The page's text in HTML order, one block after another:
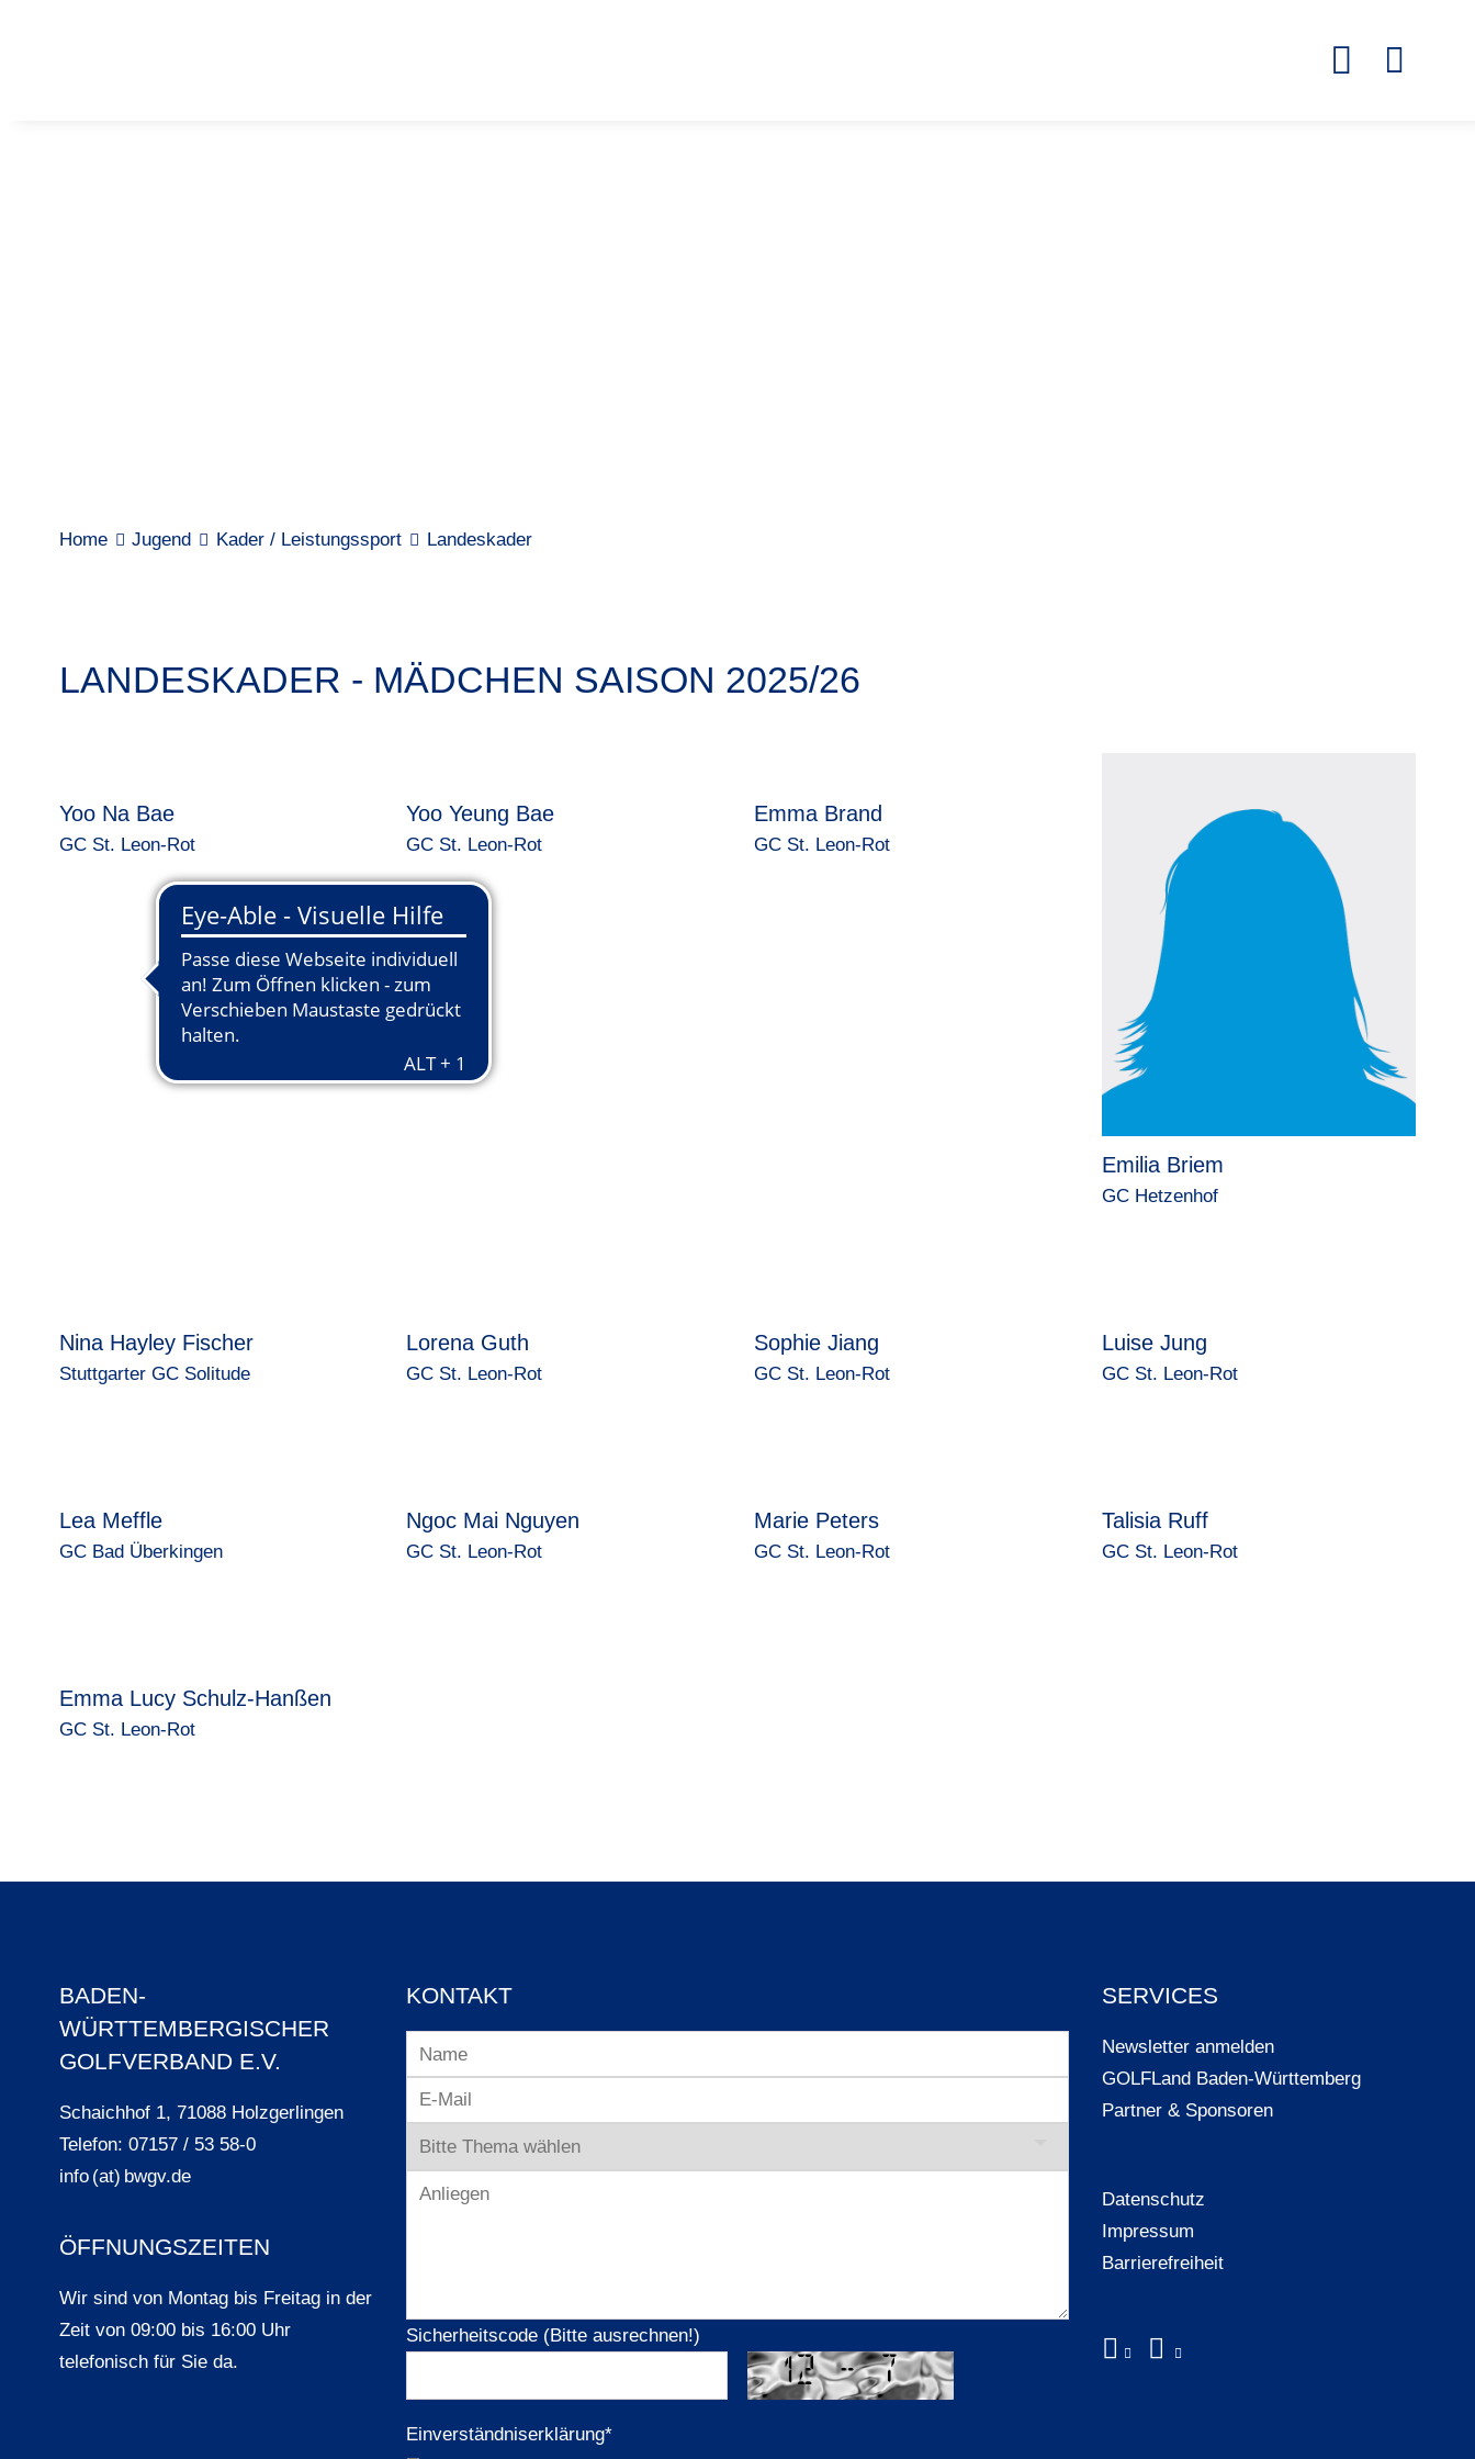
Home Jugend Kader / Leistungssport Landeskader
LANDESKADER - MÄDCHEN SAISON 2025/26
Yoo Na Bae
GC St. Leon-Rot
Yoo Yeung Bae
GC St. Leon-Rot
Emma Brand
GC St. Leon-Rot
Emilia Briem
GC Hetzenhof
Nina Hayley Fischer
Stuttgarter GC Solitude
Lorena Guth
GC St. Leon-Rot
Sophie Jiang
GC St. Leon-Rot
Luise Jung
GC St. Leon-Rot
Lea Meffle
GC Bad Überkingen
Ngoc Mai Nguyen
GC St. Leon-Rot
Marie Peters
GC St. Leon-Rot
Talisia Ruff
GC St. Leon-Rot
Emma Lucy Schulz-Hanßen
GC St. Leon-Rot
BADEN-
WÜRTTEMBERGISCHER
GOLFVERBAND E.V.
Schaichhof 1, 71088 Holzgerlingen
Telefon: 07157 / 53 58-0
info (at) bwgv.de
ÖFFNUNGSZEITEN
Wir sind von Montag bis Freitag in der
Zeit von 09:00 bis 16:00 Uhr
telefonisch für Sie da.
KONTAKT
Sicherheitscode (Bitte ausrechnen!)
Einverständniserklärung*
SERVICES
Newsletter anmelden
GOLFLand Baden-Württemberg
Partner & Sponsoren
Datenschutz
Impressum
Barrierefreiheit